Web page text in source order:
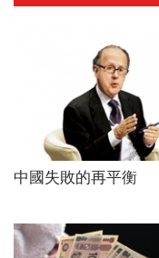
中國失敗的再平衡